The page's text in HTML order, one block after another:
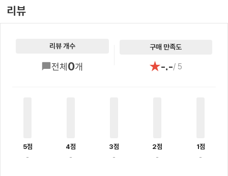
리뷰
리뷰 개수
전체0개
구매 만족도
★-.-/ 5
5점
-
4점
-
3점
-
2점
-
1점
-